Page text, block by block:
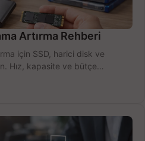
Artırma Rehberi
için SSD, harici disk ve
Hız, kapasite ve bütçe